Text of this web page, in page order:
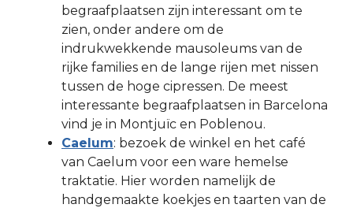
begraafplaatsen zijn interessant om te
zien, onder andere om de
indrukwekkende mausoleums van de
rijke families en de lange rijen met nissen
tussen de hoge cipressen. De meest
interessante begraafplaatsen in Barcelona
vind je in Montjuïc en Poblenou.
Caelum: bezoek de winkel en het café
van Caelum voor een ware hemelse
traktatie. Hier worden namelijk de
handgemaakte koekjes en taarten van de